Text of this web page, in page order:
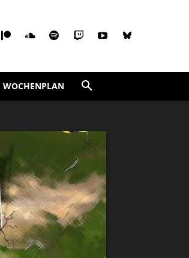
WOCHENPLAN